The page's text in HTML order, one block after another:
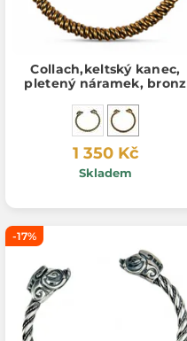
Collach,keltský kanec,
pletený náramek, bronz
1 350 Kč
Skladem
-17%